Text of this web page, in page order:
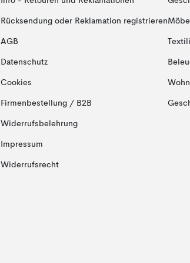
Rücksendung oder Reklamation registrieren
AGB
Datenschutz
Cookies
Firmenbestellung / B2B
Widerrufsbelehrung
Impressum
Widerrufsrecht
Möbel